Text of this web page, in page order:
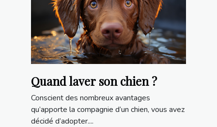
Quand laver son chien ?
Conscient des nombreux avantages
qu’apporte la compagnie d’un chien, vous avez
décidé d’adopter....